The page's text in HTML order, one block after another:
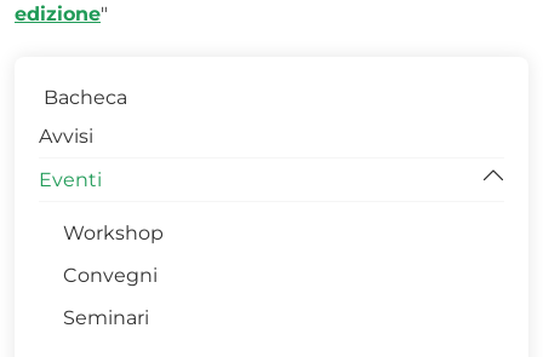
edizione"
Bacheca
Avvisi
Eventi
Workshop
Convegni
Seminari